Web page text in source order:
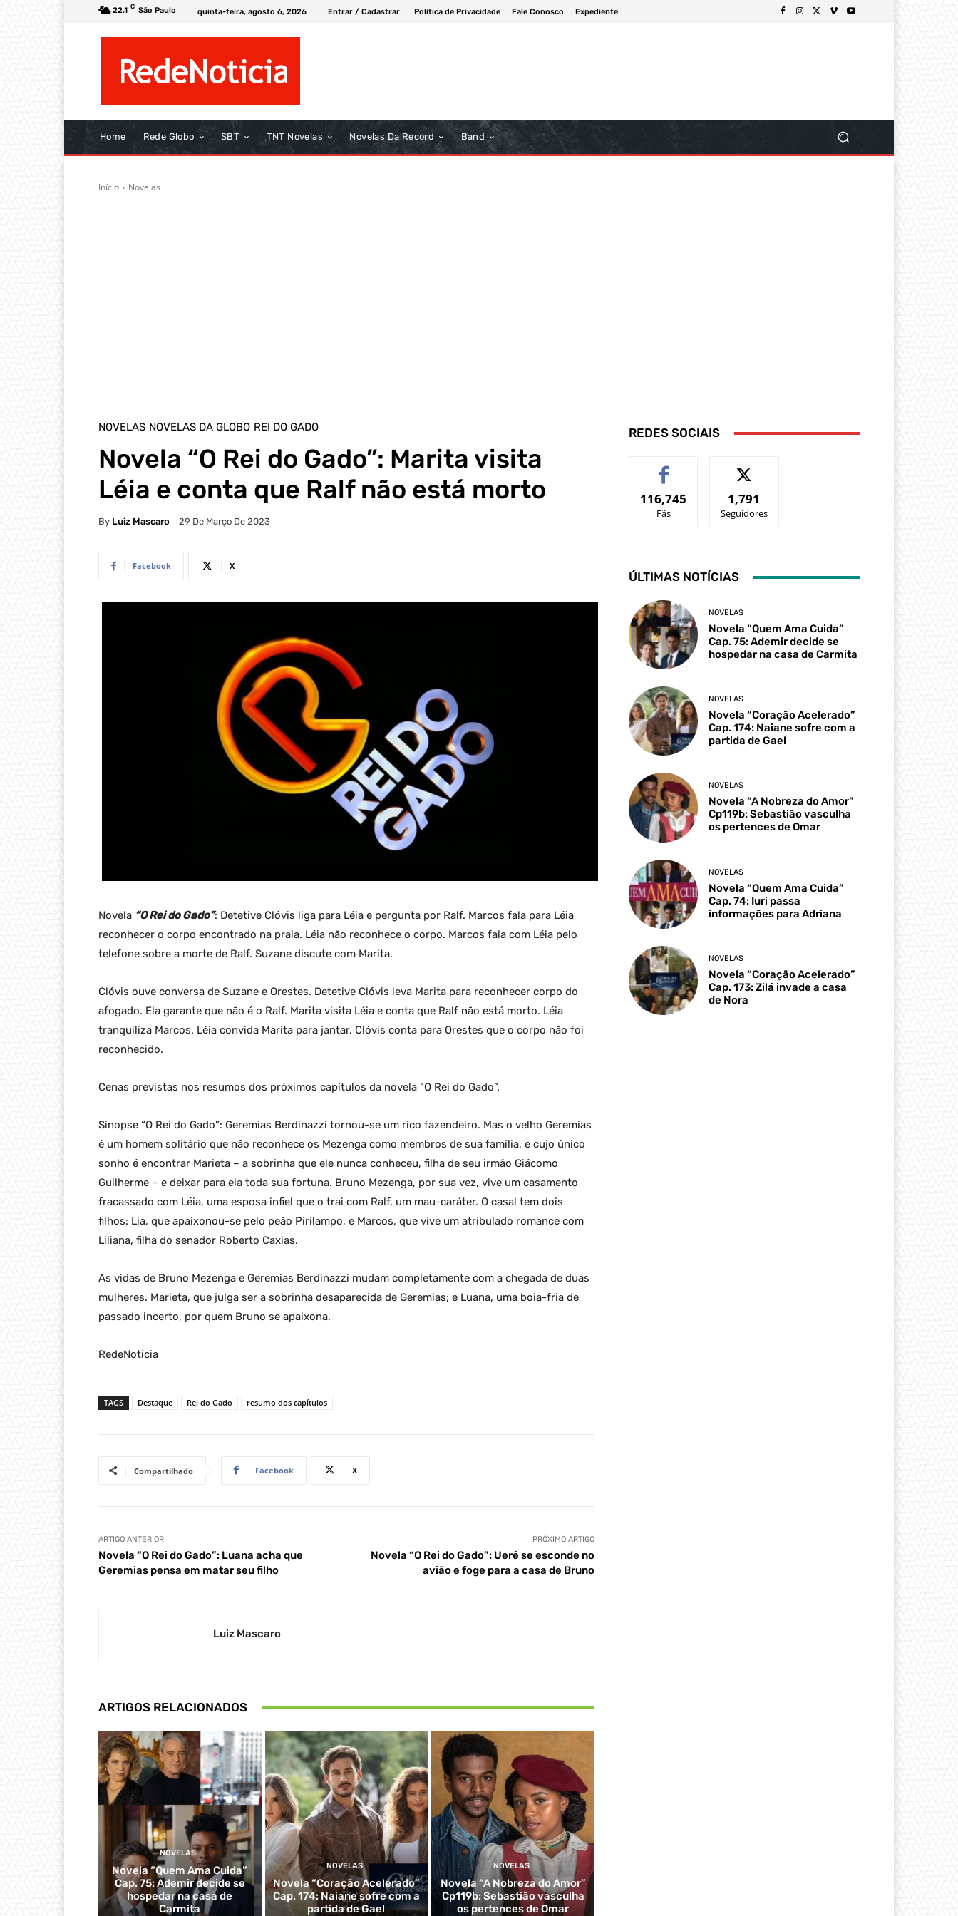
22.1 C São Paulo quinta-feira, agosto 6, 2026 Entrar / Cadastrar Política de Privacidade Fale Conosco Expediente
Home Rede Globo SBT TNT Novelas Novelas Da Record Band
Início Novelas
NOVELAS NOVELAS DA GLOBO REI DO GADO
Novela “O Rei do Gado”: Marita visita
Léia e conta que Ralf não está morto
By Luiz Mascaro 29 De Março De 2023
Facebook X
Novela “O Rei do Gado”: Detetive Clóvis liga para Léia e pergunta por Ralf. Marcos fala para Léia
reconhecer o corpo encontrado na praia. Léia não reconhece o corpo. Marcos fala com Léia pelo
telefone sobre a morte de Ralf. Suzane discute com Marita.
Clóvis ouve conversa de Suzane e Orestes. Detetive Clóvis leva Marita para reconhecer corpo do
afogado. Ela garante que não é o Ralf. Marita visita Léia e conta que Ralf não está morto. Léia
tranquiliza Marcos. Léia convida Marita para jantar. Clóvis conta para Orestes que o corpo não foi
reconhecido.
Cenas previstas nos resumos dos próximos capítulos da novela “O Rei do Gado”.
Sinopse “O Rei do Gado”: Geremias Berdinazzi tornou-se um rico fazendeiro. Mas o velho Geremias
é um homem solitário que não reconhece os Mezenga como membros de sua família, e cujo único
sonho é encontrar Marieta – a sobrinha que ele nunca conheceu, filha de seu irmão Giácomo
Guilherme – e deixar para ela toda sua fortuna. Bruno Mezenga, por sua vez, vive um casamento
fracassado com Léia, uma esposa infiel que o trai com Ralf, um mau-caráter. O casal tem dois
filhos: Lia, que apaixonou-se pelo peão Pirilampo, e Marcos, que vive um atribulado romance com
Liliana, filha do senador Roberto Caxias.
As vidas de Bruno Mezenga e Geremias Berdinazzi mudam completamente com a chegada de duas
mulheres. Marieta, que julga ser a sobrinha desaparecida de Geremias; e Luana, uma boia-fria de
passado incerto, por quem Bruno se apaixona.
RedeNoticia
TAGS Destaque Rei do Gado resumo dos capítulos
Compartilhado Facebook X
ARTIGO ANTERIOR
Novela “O Rei do Gado”: Luana acha que
Geremias pensa em matar seu filho
PRÓXIMO ARTIGO
Novela “O Rei do Gado”: Uerê se esconde no
avião e foge para a casa de Bruno
Luiz Mascaro
ARTIGOS RELACIONADOS
NOVELAS
Novela “Quem Ama Cuida”
Cap. 75: Ademir decide se
hospedar na casa de
Carmita
NOVELAS
Novela “Coração Acelerado”
Cap. 174: Naiane sofre com a
partida de Gael
NOVELAS
Novela “A Nobreza do Amor”
Cp119b: Sebastião vasculha
os pertences de Omar
REDES SOCIAIS
116,745
Fãs
1,791
Seguidores
ÚLTIMAS NOTÍCIAS
NOVELAS
Novela “Quem Ama Cuida”
Cap. 75: Ademir decide se
hospedar na casa de Carmita
NOVELAS
Novela “Coração Acelerado”
Cap. 174: Naiane sofre com a
partida de Gael
NOVELAS
Novela “A Nobreza do Amor”
Cp119b: Sebastião vasculha
os pertences de Omar
NOVELAS
Novela “Quem Ama Cuida”
Cap. 74: Iuri passa
informações para Adriana
NOVELAS
Novela “Coração Acelerado”
Cap. 173: Zilá invade a casa
de Nora